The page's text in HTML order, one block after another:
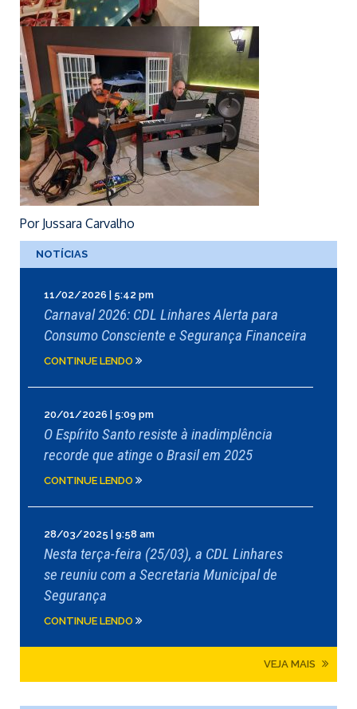
Por Jussara Carvalho
NOTÍCIAS
11/02/2026 | 5:42 pm
Carnaval 2026: CDL Linhares Alerta para
Consumo Consciente e Segurança Financeira
CONTINUE LENDO
20/01/2026 | 5:09 pm
O Espírito Santo resiste à inadimplência
recorde que atinge o Brasil em 2025
CONTINUE LENDO
28/03/2025 | 9:58 am
Nesta terça-feira (25/03), a CDL Linhares
se reuniu com a Secretaria Municipal de
Segurança
CONTINUE LENDO
VEJA MAIS